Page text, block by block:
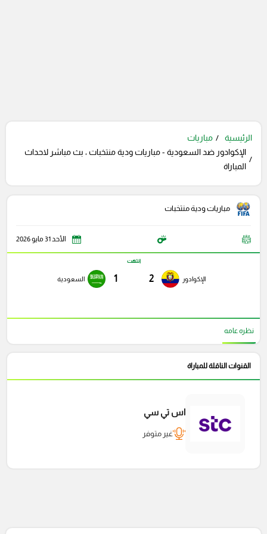
الرئيسية
مباريات
الإكوادور ضد السعودية - مباريات ودية منتخبات ، بث مباشر لاحداث
المباراة
مباريات ودية منتخبات
الأحد 31 مايو 2026
الإكوادور 2
انتهت
1 السعودية
نظره عامه
القنوات الناقلة للمباراة
اس تي سي
غير متوفر